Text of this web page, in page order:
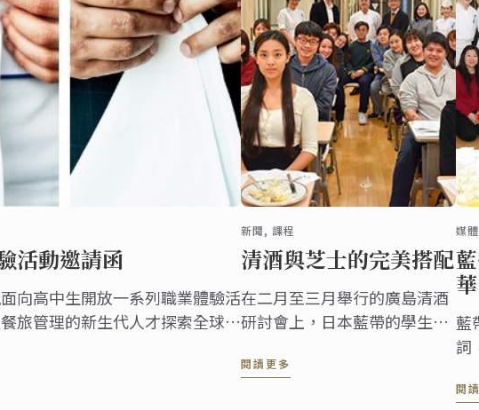
活動邀請函
向高中生開放一系列職業體驗活
旅管理的新生代人才探索全球餐
新聞, 課程
清酒與芝士的完美搭配
在二月至三月舉行的廣島清酒
研討會上，日本藍帶的學生們
混搭，發現了清酒的另一番風
閱讀更多
媒
華
藍
詞
帶
閱